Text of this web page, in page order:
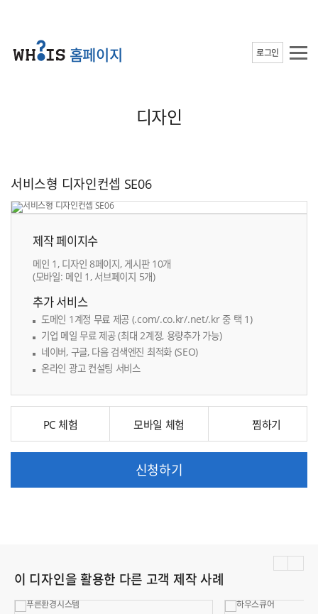
홈페이지 로그인
디자인
서비스형 디자인컨셉 SE06
제작 페이지수
메인 1, 디자인 8페이지, 게시판 10개
(모바일: 메인 1, 서브페이지 5개)
추가 서비스
도메인 1계정 무료 제공 (.com/.co.kr/.net/.kr 중 택 1)
기업 메일 무료 제공 (최대 2계정, 용량추가 가능)
네이버, 구글, 다음 검색엔진 최적화 (SEO)
온라인 광고 컨설팅 서비스
PC 체험 모바일 체험
신청하기
이 디자인을 활용한 다른 고객 제작 사례